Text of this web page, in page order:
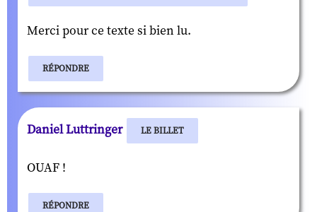
Merci pour ce texte si bien lu.
RÉPONDRE
Daniel Luttringer LE BILLET
OUAF !
RÉPONDRE